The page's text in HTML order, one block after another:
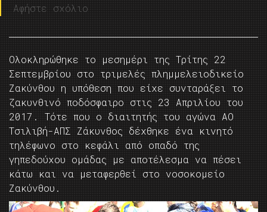
Αφήστε σχόλιο
Ολοκληρώθηκε το μεσημέρι της Τρίτης 22
Σεπτεμβρίου στο τριμελές πλημμελειοδικείο
Ζακύνθου η υπόθεση που είχε συνταράξει το
ζακυνθινό ποδόσφαιρο στις 23 Απριλίου του
2017. Τότε που ο διαιτητής του αγώνα ΑΟ
Τσιλιβή-ΑΠΣ Ζάκυνθος δέχθηκε ένα κινητό
τηλέφωνο στο κεφάλι από οπαδό της
γηπεδούχου ομάδας με αποτέλεσμα να πέσει
κάτω και να μεταφερθεί στο νοσοκομείο
Ζακύνθου.